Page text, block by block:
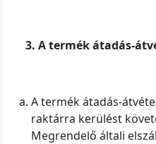
3. A termék átadás-
A termék átadás-
raktárra kerülést
Megrendelő általi